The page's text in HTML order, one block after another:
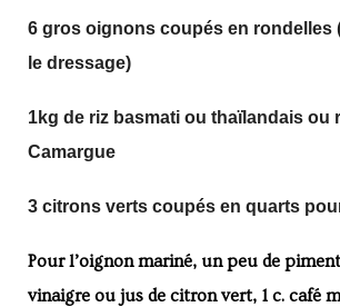
6 gros oignons coupés en rondelles
le dressage)
1kg de riz basmati ou thaïlandais ou
Camargue
3 citrons verts coupés en quarts
Pour l’oignon mariné, un peu de
vinaigre ou jus de citron vert, 1 c. café